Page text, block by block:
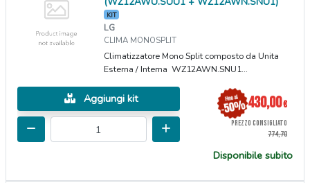
KIT
LG
CLIMA MONOSPLIT
Climatizzatore Mono Split composto da Unita
Esterna / Interna WZ12AWN.SNU1...
Aggiungi kit 430,00€
PREZZO CONSIGLIATO
774,70
Disponibile subito